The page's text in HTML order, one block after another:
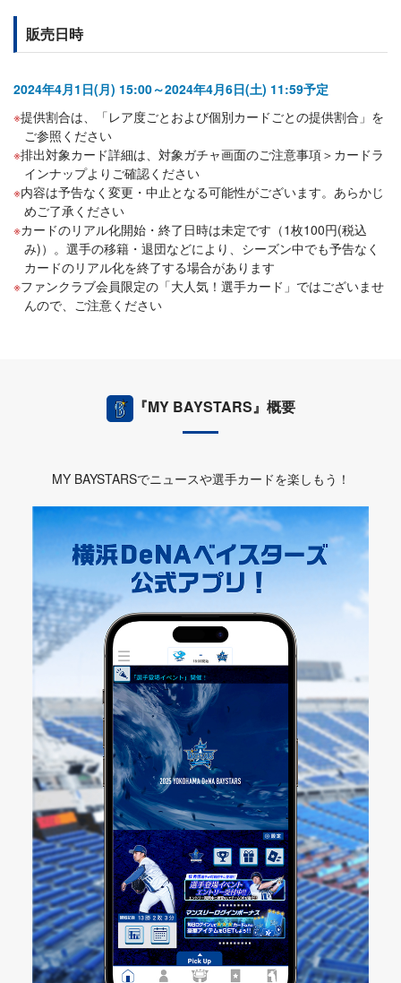
販売日時
2024年4月1日(月) 15:00～2024年4月6日(土) 11:59予定
提供割合は、「レア度ごとおよび個別カードごとの提供割合」を
ご参照ください
排出対象カード詳細は、対象ガチャ画面のご注意事項＞カードラ
インナップよりご確認ください
内容は予告なく変更・中止となる可能性がございます。あらかじ
めご了承ください
カードのリアル化開始・終了日時は未定です（1枚100円(税込
み)）。選手の移籍・退団などにより、シーズン中でも予告なく
カードのリアル化を終了する場合があります
ファンクラブ会員限定の「大人気！選手カード」ではございませ
んので、ご注意ください
『MY BAYSTARS』概要
MY BAYSTARSでニュースや選手カードを楽しもう！